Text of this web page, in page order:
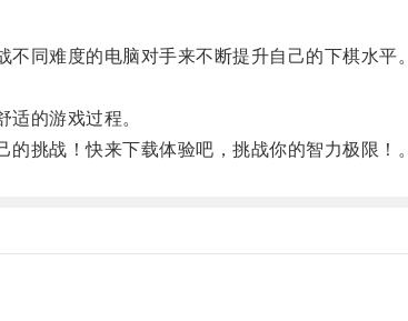
同难度的电脑对手来不断提升自己的下棋水平。
的游戏过程。
挑战！快来下载体验吧，挑战你的智力极限！。